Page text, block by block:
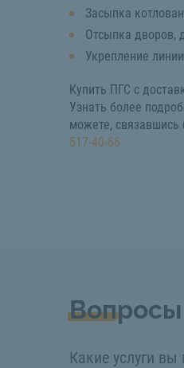
Засыпка
Отсыпка дворов,
Укрепление
Купить ПГС с
Узнать более
можете,
517-40-66
Какие услуги вы